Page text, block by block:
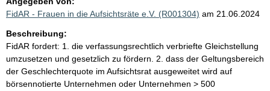
FidAR - Frauen in die Aufsichtsräte e.V. (R001304) am 21.06.2024
Beschreibung:
FidAR fordert: 1. die verfassungsrechtlich verbriefte Gleichstellung
umzusetzen und gesetzlich zu fördern. 2. dass der Geltungsbereich
der Geschlechterquote im Aufsichtsrat ausgeweitet wird auf
börsennotierte Unternehmen oder Unternehmen > 500